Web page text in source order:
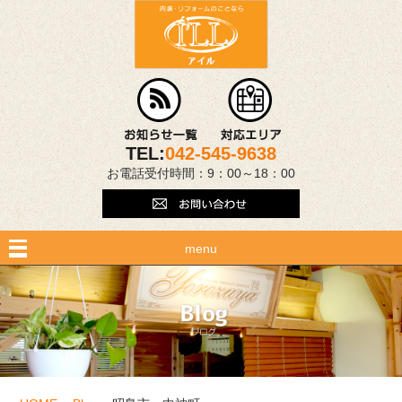
TEL:042-545-9638
お電話受付時間：9：00～18：00
menu